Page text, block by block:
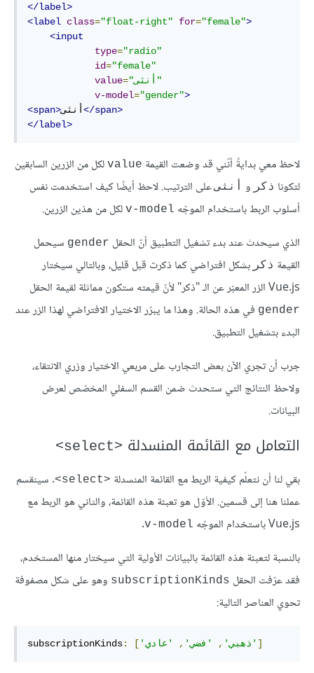
</label>
<label class="float-right" for="female">
<input
type="radio"
id="female"
value=
"أنثى"
v-model="gender">
<span>أنثى </span>
</label>
لاحظ معي بدايةً أنّني قد وضعت القيمة value لكل من الزرين السابقين
لتكونا ذكر و أنثىعلى الترتيب. لاحظ أيضًا كيف استخدمت نفس
أسلوب الربط باستخدام الموجّه v-model لكل من هذين الزرين.
الذي سيحدث عند بدء تشغيل التطبيق أنّ الحقل gender سيحمل
القيمة ذكر بشكل افتراضي كما ذكرت قبل قليل، وبالتالي سيختار
Vue.js الزر المعبّر عن الـ "ذكر" لأنّ قيمته ستكون مماثلة لقيمة الحقل
gender في هذه الحالة. وهذا ما يبرّر الاختيار الافتراضي لهذا الزر عند
البدء بتشغيل التطبيق.
جرب أن تجري الآن بعض التجارب على مربعي الاختيار وزري الانتقاء،
ولاحظ النتائج التي ستحدث ضمن القسم السفلي المخصّص لعرض
البيانات.
التعامل مع القائمة المنسدلة <select>
بقي لنا أن نتعلّم كيفية الربط مع القائمة المنسدلة <select>
. سينقسم
عملنا هنا إلى قسمين. الأوّل هو تعبئة هذه القائمة، والثاني هو الربط مع
Vue.js باستخدام الموجّه
v-model
.
بالنسبة لتعبئة هذه القائمة بالبيانات الأولية التي سيختار منها المستخدم،
فقد عرّفت الحقل subscriptionKinds وهو على شكل مصفوفة
تحوي العناصر التالية:
subscriptionKinds: [ 'ذهبي' , 'فضي' , 'عادي' ]